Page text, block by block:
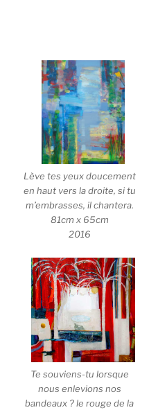
Lève tes yeux doucement
en haut vers la droite, si tu
m’embrasses, il chantera.
81cm x 65cm
2016
Te souviens-tu lorsque
nous enlevions nos
bandeaux ? le rouge de la